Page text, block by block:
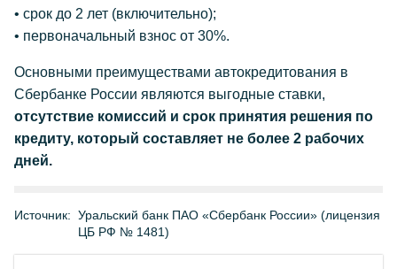
• срок до 2 лет (включительно);
• первоначальный взнос от 30%.
Основными преимуществами автокредитования в
Сбербанке России являются выгодные ставки,
отсутствие комиссий и срок принятия решения по
кредиту, который составляет не более 2 рабочих
дней.
Источник: Уральский банк ПАО «Сбербанк России» (лицензия
ЦБ РФ № 1481)